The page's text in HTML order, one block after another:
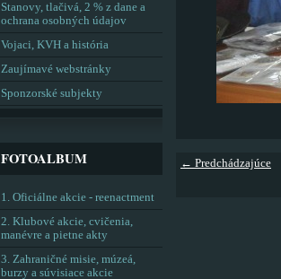
← Predchádzajúce
Stanovy, tlačivá, 2 % z dane a
ochrana osobných údajov
Vojaci, KVH a história
Zaujímavé webstránky
Sponzorské subjekty
FOTOALBUM
1. Oficiálne akcie - reenactment
2. Klubové akcie, cvičenia,
manévre a pietne akty
3. Zahraničné misie, múzeá,
burzy a súvisiace akcie